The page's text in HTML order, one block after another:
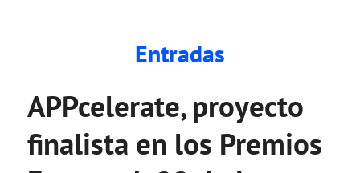
Entradas
APPcelerate, proyecto
finalista en los Premios